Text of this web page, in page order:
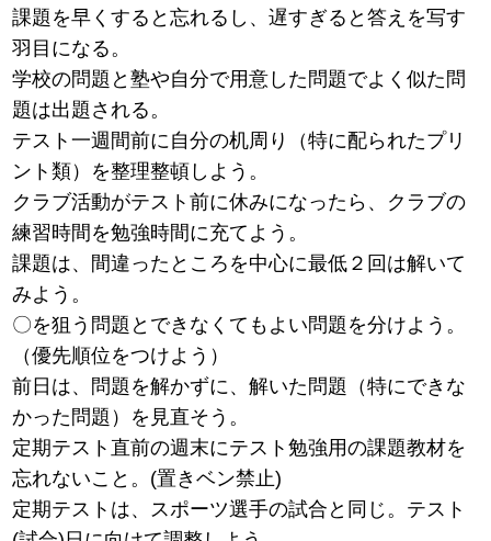
課題を早くすると忘れるし、遅すぎると答えを写す
羽目になる。
学校の問題と塾や自分で用意した問題でよく似た問
題は出題される。
テスト一週間前に自分の机周り（特に配られたプリ
ント類）を整理整頓しよう。
クラブ活動がテスト前に休みになったら、クラブの
練習時間を勉強時間に充てよう。
課題は、間違ったところを中心に最低２回は解いて
みよう。
〇を狙う問題とできなくてもよい問題を分けよう。
（優先順位をつけよう）
前日は、問題を解かずに、解いた問題（特にできな
かった問題）を見直そう。
定期テスト直前の週末にテスト勉強用の課題教材を
忘れないこと。(置きベン禁止)
定期テストは、スポーツ選手の試合と同じ。テスト